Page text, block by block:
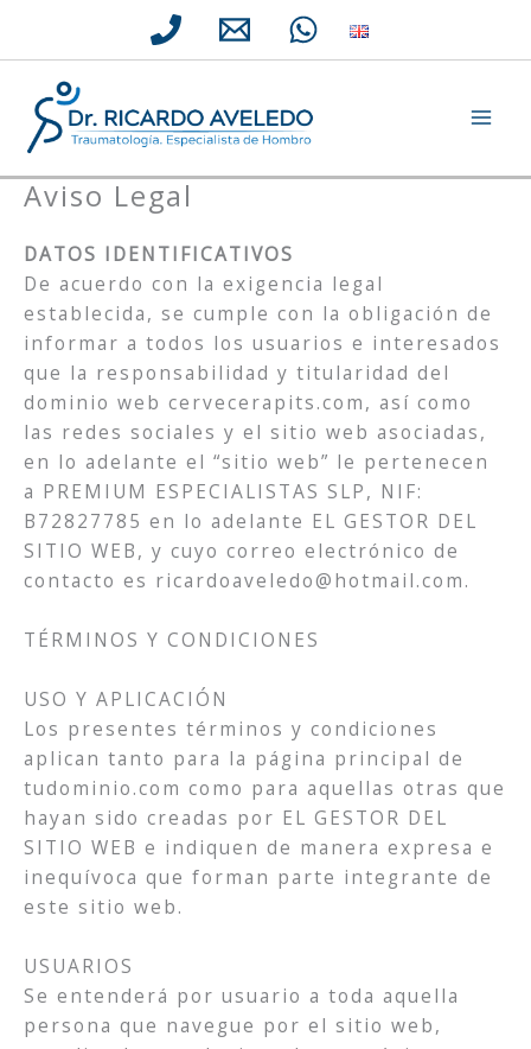
Aviso Legal
DATOS IDENTIFICATIVOS
De acuerdo con la exigencia legal
establecida, se cumple con la obligación de
informar a todos los usuarios e interesados
que la responsabilidad y titularidad del
dominio web cervecerapits.com, así como
las redes sociales y el sitio web asociadas,
en lo adelante el “sitio web” le pertenecen
a PREMIUM ESPECIALISTAS SLP, NIF:
B72827785 en lo adelante EL GESTOR DEL
SITIO WEB, y cuyo correo electrónico de
contacto es ricardoaveledo@hotmail.com.
TÉRMINOS Y CONDICIONES
USO Y APLICACIÓN
Los presentes términos y condiciones
aplican tanto para la página principal de
tudominio.com como para aquellas otras que
hayan sido creadas por EL GESTOR DEL
SITIO WEB e indiquen de manera expresa e
inequívoca que forman parte integrante de
este sitio web.
USUARIOS
Se entenderá por usuario a toda aquella
persona que navegue por el sitio web,